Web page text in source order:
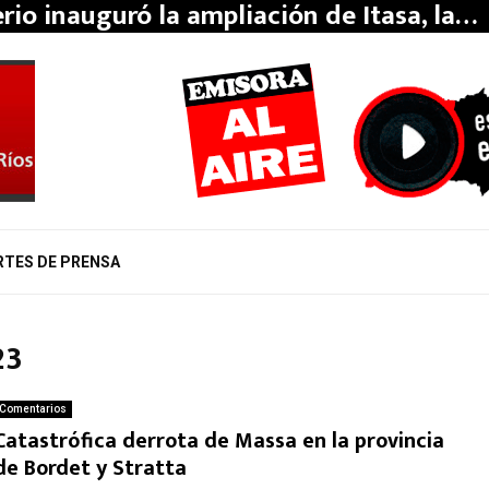
inauguró la ampliación de Itasa, la…
DE PRENSA
Comentarios
derrota de Massa en la provincia
Bordet y Stratta